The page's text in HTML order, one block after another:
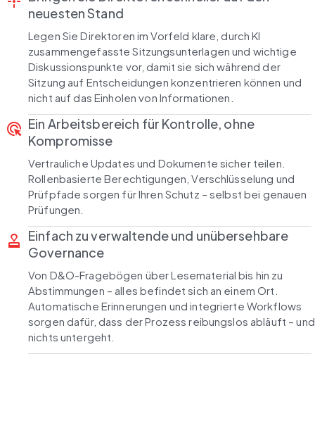
neuesten Stand
Legen Sie Direktoren im Vorfeld klare, durch KI
zusammengefasste Sitzungsunterlagen und wichtige
Diskussionspunkte vor, damit sie sich während der
Sitzung auf Entscheidungen konzentrieren können und
nicht auf das Einholen von Informationen.
ads_click Ein Arbeitsbereich für Kontrolle, ohne
Kompromisse
Vertrauliche Updates und Dokumente sicher teilen.
Rollenbasierte Berechtigungen, Verschlüsselung und
Prüfpfade sorgen für Ihren Schutz – selbst bei genauen
Prüfungen.
approval Einfach zu verwaltende und unübersehbare
Governance
Von D&O-Fragebögen über Lesematerial bis hin zu
Abstimmungen – alles befindet sich an einem Ort.
Automatische Erinnerungen und integrierte Workflows
sorgen dafür, dass der Prozess reibungslos abläuft – und
nichts untergeht.